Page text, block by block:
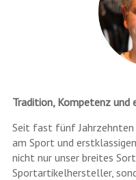
Tradition, Kompetenz und
Seit fast fünf
am Sport und
nicht nur unser breites
Sportartikelhersteller,